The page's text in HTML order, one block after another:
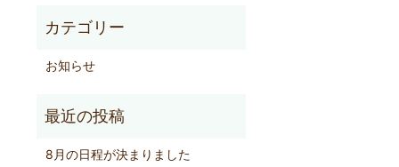
お知らせ
8月の日程が決まりました